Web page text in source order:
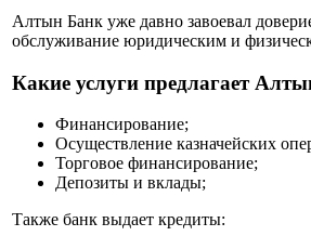
Алтын Банк уже давно завоевал
обслуживание юридическим и
Какие услуги предлагает
Финансирование;
Осуществление казначейских
Торговое финансирование;
Депозиты и вклады;
Также банк выдает кредиты: